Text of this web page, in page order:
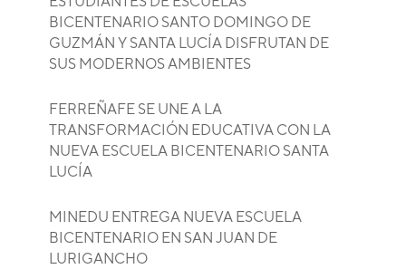
BICENTENARIO SANTO DOMINGO DE
GUZMÁN Y SANTA LUCÍA DISFRUTAN DE
SUS MODERNOS AMBIENTES
FERREÑAFE SE UNE A LA
TRANSFORMACIÓN EDUCATIVA CON LA
NUEVA ESCUELA BICENTENARIO SANTA
LUCÍA
MINEDU ENTREGA NUEVA ESCUELA
BICENTENARIO EN SAN JUAN DE
LURIGANCHO